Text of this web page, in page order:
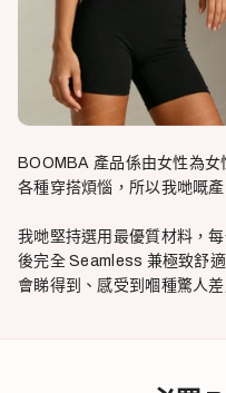
BOOMBA 產品係由女性為
各種穿搭煩惱，所以我哋嘅
我哋堅持選用最優質材料，
後完全 Seamless 兼極致舒
會睇得到、感受到嗰種驚人差